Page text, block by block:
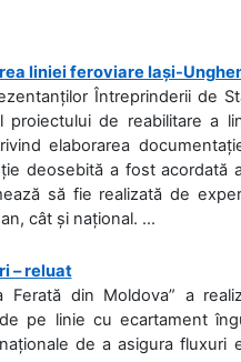
liniei feroviare Iași-
Întreprinderii de
proiectului de reabilitare a
elaborarea
deosebită a fost acordată
să fie realizată de
cât și național. ...
– reluat
Ferată din Moldova” a
pe linie cu ecartament
de a asigura fluxuri